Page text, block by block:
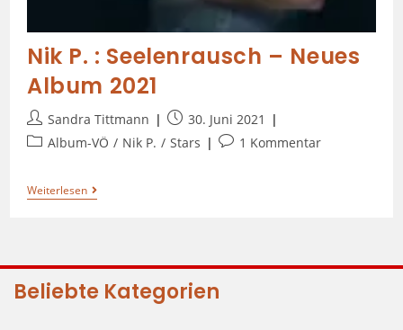
Nik P. : Seelenrausch – Neues
Album 2021
Sandra Tittmann
30. Juni 2021
Album-VÖ / Nik P. / Stars 1 Kommentar
Weiterlesen
Beliebte Kategorien